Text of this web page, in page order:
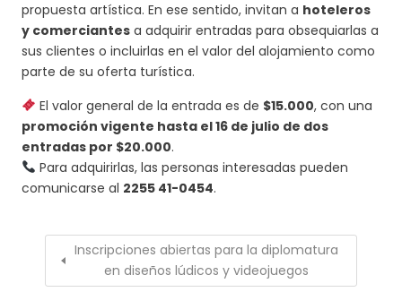
propuesta artística. En ese sentido, invitan a hoteleros
y comerciantes a adquirir entradas para obsequiarlas a
sus clientes o incluirlas en el valor del alojamiento como
parte de su oferta turística.
El valor general de la entrada es de $15.000, con una
promoción vigente hasta el 16 de julio de dos
entradas por $20.000.
Para adquirirlas, las personas interesadas pueden
comunicarse al 2255 41-0454.
Inscripciones abiertas para la diplomatura
en diseños lúdicos y videojuegos